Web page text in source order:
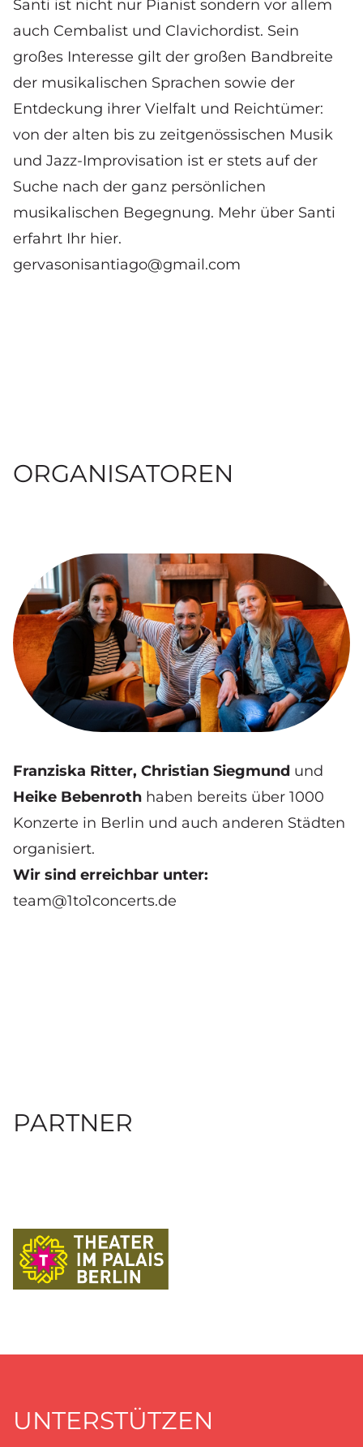
Santi ist nicht nur Pianist sondern vor allem
auch Cembalist und Clavichordist. Sein
großes Interesse gilt der großen Bandbreite
der musikalischen Sprachen sowie der
Entdeckung ihrer Vielfalt und Reichtümer:
von der alten bis zu zeitgenössischen Musik
und Jazz-Improvisation ist er stets auf der
Suche nach der ganz persönlichen
musikalischen Begegnung. Mehr über Santi
erfahrt Ihr hier.
gervasonisantiago@gmail.com
ORGANISATOREN
Franziska Ritter, Christian Siegmund und
Heike Bebenroth haben bereits über 1000
Konzerte in Berlin und auch anderen Städten
organisiert.
Wir sind erreichbar unter:
team@1to1concerts.de
PARTNER
UNTERSTÜTZEN